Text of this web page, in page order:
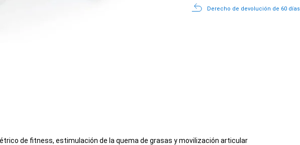
Derecho de devolución de 60 días
de fitness, estimulación de la quema de grasas y movilización articular